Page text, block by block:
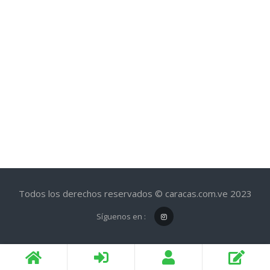
Todos los derechos reservados © caracas.com.ve 2023
Síguenos en :